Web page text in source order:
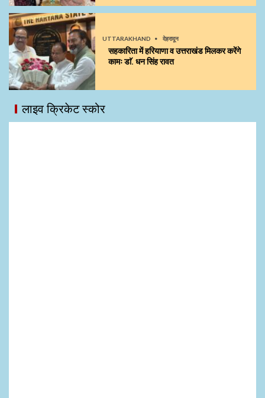
UTTARAKHAND देहरादून
सहकारिता में हरियाणा व उत्तराखंड मिलकर करेंगे
कामः डाॅ. धन सिंह रावत
लाइव क्रिकेट स्कोर